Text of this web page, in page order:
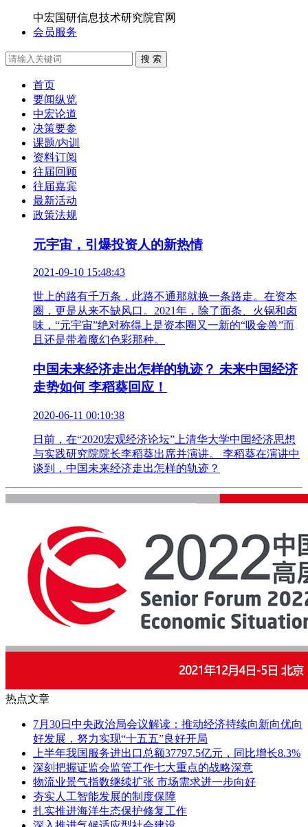
中宏国研信息技术研究院官网
会员服务
搜 索
首页
要闻纵览
中宏论道
决策要参
课题/内训
资料订阅
往届回顾
往届嘉宾
最新活动
政策法规
元宇宙，引爆投资人的新热情
2021-09-10 15:48:43
世上的路有千万条，此路不通那就换一条路走。在资本
圈，更是从来不缺风口。2021年，除了面条、火锅和卤
味，“元宇宙”绝对称得上是资本圈又一新的“吸金兽”而
且还是带着魔幻色彩那种。
中国未来经济走出怎样的轨迹？ 未来中国经济
走势如何 李稻葵回应！
2020-06-11 00:10:38
日前，在“2020宏观经济论坛”上清华大学中国经济思想
与实践研究院院长李稻葵出席并演讲。 李稻葵在演讲中
谈到，中国未来经济走出怎样的轨迹？
热点文章
7月30日中央政治局会议解读：推动经济持续向新向优向
好发展，努力实现“十五五”良好开局
上半年我国服务进出口总额37797.5亿元，同比增长8.3%
深刻把握证监会监管工作七大重点的战略深意
物流业景气指数继续扩张 市场需求进一步向好
夯实人工智能发展的制度保障
扎实推进海洋生态保护修复工作